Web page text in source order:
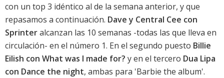
con un top 3 idéntico al de la semana anterior, y que
repasamos a continuación. Dave y Central Cee con
Sprinteralcanzan las 10 semanas -todas las que lleva en
circulación- en el número 1. En el segundo puesto Billie
Eilish con What was I made for? y en el tercero Dua Lipa
con Dance the night, ambas para 'Barbie the album'.